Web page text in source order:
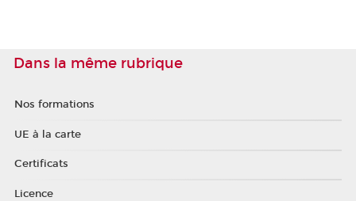
Dans la même rubrique
Nos formations
UE à la carte
Certificats
Licence